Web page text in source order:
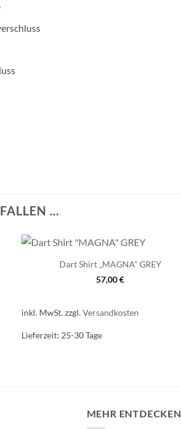
…
Dart Shirt „MAGNA“ GREY
57,00€
inkl. MwSt.zzgl.Versandkosten
Lieferzeit: 25-30 Tage
MEHR ENTDECKEN